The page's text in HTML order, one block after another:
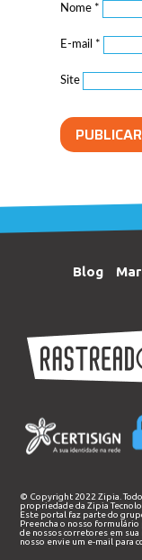
Nome *
E-mail *
Site
Blog
© Copyright 2022 Zipia.
propriedade daZipia
Este portal faz parte do
Preencha o nosso formulário
de nossos corretores em
nosso envie um e-mail para